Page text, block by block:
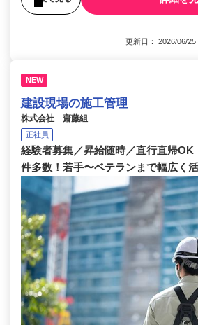
更新日： 2026/06/
NEW
建設現場の施工管理
株式会社 齋藤組
正社員
経験者募集／昇給随時／直行直帰OK
件多数！若手〜ベテランまで幅広く活